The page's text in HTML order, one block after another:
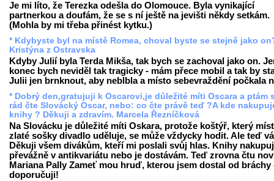
Je mi líto, že Terezka odešla do Olomouce. Byla vynikající
partnerkou a doufám, že se s ní ještě na jevišti někdy setkám.
(Mohla by mi třeba přinést kytku.)
* Kdybyste byl na místě Romea, choval byste se stejně jako
Kristýna z Ostravska
Kdyby Julií byla Terda Mikša, tak bych se zachoval jako on.
konec bych neviděl tak tragicky - mám přece mobil a tak by
Julii jen brnknout, aby neblbla a místo sebevraždění počkala
* Dobrý den,gratujuji k Oscarovi,je důležité míti Oscara a ptám
rád čte Slovácký Oscar, nebo: co čte právě teď ?A kde
knihy ? Děkuji a zdravím. Marcela Řezníčková
Na Slovácku je důležité míti Oskara, protože koštýř, který
zlaté sošky divadlo uděluje, se může vždycky hodit. Ale teď
Děkuji všem divákům, kteří mi poslali svůj hlas. Knihy
převážně v antikvariátu nebo je dostávám. Teď zrovna čtu
Mariana Pally Zameť mou hruď, kterou jsem dostal od bráchy
doporučuji!